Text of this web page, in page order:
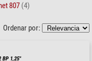
807 (4)
Ordenar por:
BP 1,25"